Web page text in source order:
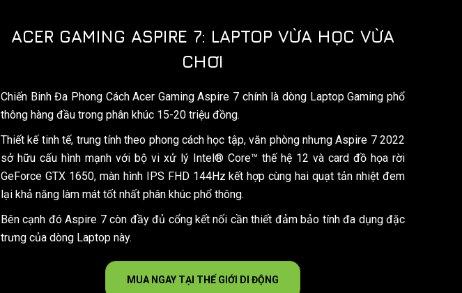
ACER GAMING ASPIRE 7: LAPTOP VỪA HỌC VỪA
CHƠI
Chiến Binh Đa Phong Cách Acer Gaming Aspire 7 chính là dòng Laptop Gaming phổ
thông hàng đầu trong phân khúc 15-20 triệu đồng.
Thiết kế tinh tế, trung tính theo phong cách học tập, văn phòng nhưng Aspire 7 2022
sở hữu cấu hình mạnh với bộ vi xử lý Intel® Core™ thế hệ 12 và card đồ họa rời
GeForce GTX 1650, màn hình IPS FHD 144Hz kết hợp cùng hai quạt tản nhiệt đem
lại khả năng làm mát tốt nhất phân khúc phổ thông.
Bên cạnh đó Aspire 7 còn đầy đủ cổng kết nối cần thiết đảm bảo tính đa dụng đặc
trưng của dòng Laptop này.
MUA NGAY TẠI THẾ GIỚI DI ĐỘNG